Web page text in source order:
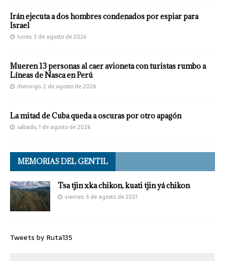
Irán ejecuta a dos hombres condenados por espiar para
Israel
lunes, 3 de agosto de 2026
Mueren 13 personas al caer avioneta con turistas rumbo a
Líneas de Nasca en Perú
domingo, 2 de agosto de 2026
La mitad de Cuba queda a oscuras por otro apagón
sábado, 1 de agosto de 2026
MEMORIAS DEL GENTIL
Tsa tjin xka chikon, kuati tjin yá chikon
viernes, 6 de agosto de 2021
Tweets by Ruta135